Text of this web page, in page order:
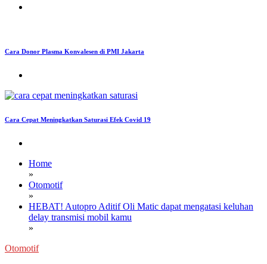
Cara Donor Plasma Konvalesen di PMI Jakarta
Cara Cepat Meningkatkan Saturasi Efek Covid 19
Home
»
Otomotif
»
HEBAT! Autopro Aditif Oli Matic dapat mengatasi keluhan
delay transmisi mobil kamu
»
Otomotif